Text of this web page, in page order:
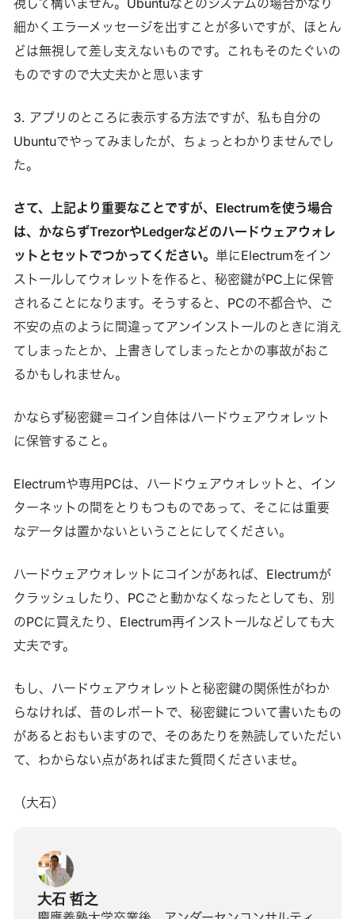
細かくエラーメッセージを出すことが多いですが、ほとん
どは無視して差し支えないものです。これもそのたぐいの
ものですので大丈夫かと思います
3. アプリのところに表示する方法ですが、私も自分の
Ubuntuでやってみましたが、ちょっとわかりませんでし
た。
さて、上記より重要なことですが、Electrumを使う場合
は、かならずTrezorやLedgerなどのハードウェアウォレ
ットとセットでつかってください。 単にElectrumをイン
ストールしてウォレットを作ると、秘密鍵がPC上に保管
されることになります。そうすると、PCの不都合や、ご
不安の点のように間違ってアンインストールのときに消え
てしまったとか、上書きしてしまったとかの事故がおこ
るかもしれません。
かならず秘密鍵＝コイン自体はハードウェアウォレット
に保管すること。
Electrumや専用PCは、ハードウェアウォレットと、イン
ターネットの間をとりもつものであって、そこには重要
なデータは置かないということにしてください。
ハードウェアウォレットにコインがあれば、Electrumが
クラッシュしたり、PCごと動かなくなったとしても、別
のPCに買えたり、Electrum再インストールなどしても大
丈夫です。
もし、ハードウェアウォレットと秘密鍵の関係性がわか
らなければ、昔のレポートで、秘密鍵について書いたもの
があるとおもいますので、そのあたりを熟読していただい
て、わからない点があればまた質問くださいませ。
（大石）
大石 哲之